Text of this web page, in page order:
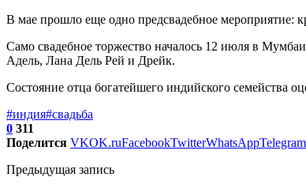
В мае прошло еще одно предсвадебное мероприятие:
Само свадебное торжество началось 12 июля в
Адель, Лана Дель Рей и Дрейк.
Состояние отца богатейшего индийского семейства
#индия#свадьба
0 311
Поделится VKOK.ruFacebookTwitterWhatsAppTelegram
Предыдущая запись